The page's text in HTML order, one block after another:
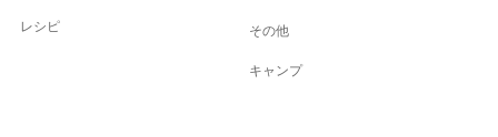
レシピ その他
キャンプ